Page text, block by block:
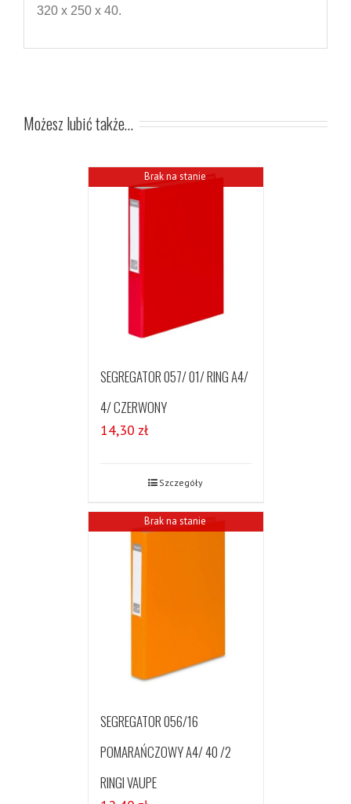
320x 250 x 40.
Możesz lubić także…
Brak na stanie
SEGREGATOR 057/ 01/ RING A4/
4/ CZERWONY
14,30 zł
Szczegóły
Brak na stanie
SEGREGATOR 056/16
POMARAŃCZOWY A4/ 40 /2
RINGI VAUPE